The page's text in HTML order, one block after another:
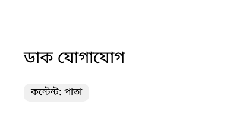
ডাক যোগাযোগ
কন্টেন্ট: পাতা